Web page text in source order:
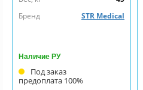
Бренд
STR Medical
Наличие РУ
Под заказ
предоплата 100%